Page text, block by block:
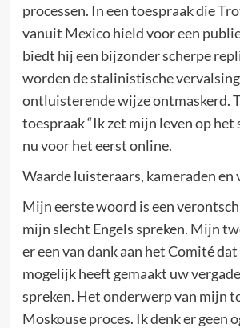
processen. In een toespraak die
vanuit Mexico hield voor een
biedt hij een bijzonder scherpe
worden de stalinistische
ontluisterende wijze ontmaskerd.
toespraak “Ik zet mijn leven op het
nu voor het eerst online.
Waarde luisteraars, kameraden en
Mijn eerste woord is een
mijn slecht Engels spreken. Mijn
er een van dank aan het Comité
mogelijk heeft gemaakt uw
spreken. Het onderwerp van mijn
Moskouse proces. Ik denk er geen